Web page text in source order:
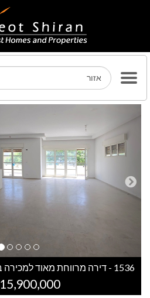
Next
1536 - דירה מרווחת מאוד למכירה בתל אביב בבניין באוהאוס
15,900,000 NIS